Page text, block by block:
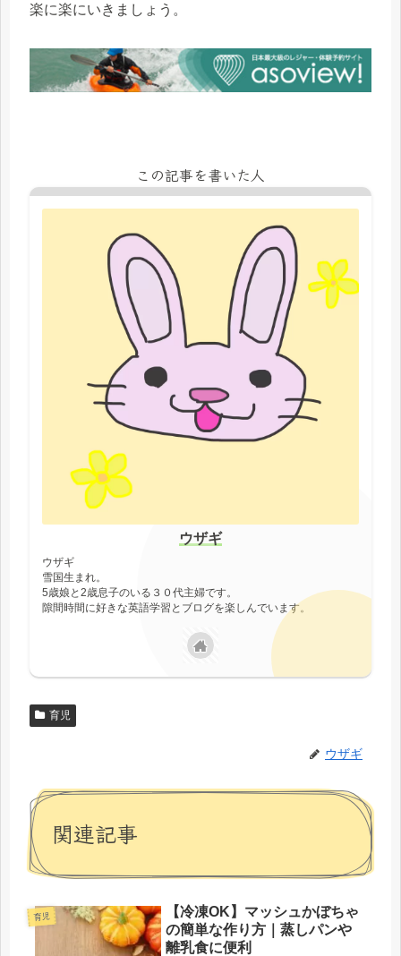
楽に楽にいきましょう。
この記事を書いた人
ウザギ
ウザギ
雪国生まれ。
5歳娘と2歳息子のいる３０代主婦です。
隙間時間に好きな英語学習とブログを楽しんでいます。
育児
ウザギ
関連記事
育児
【冷凍OK】マッシュかぼちゃ
の簡単な作り方｜蒸しパンや
離乳食に便利